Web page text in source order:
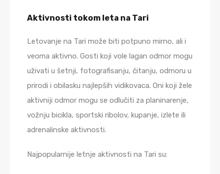
Aktivnosti tokom leta na Tari
Letovanje na Tari može biti potpuno mirno, ali i
veoma aktivno. Gosti koji vole lagan odmor mogu
uživati u šetnji, fotografisanju, čitanju, odmoru u
prirodi i obilasku najlepših vidikovaca. Oni koji žele
aktivniji odmor mogu se odlučiti za planinarenje,
vožnju bicikla, sportski ribolov, kupanje, izlete ili
adrenalinske aktivnosti.
Najpopularnije letnje aktivnosti na Tari su: